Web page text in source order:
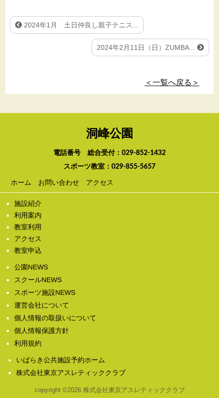
2024年1月 土日仲良し親子テニス...
2024年2月11日（日）ZUMBA...
＜一覧へ戻る＞
洞峰公園
電話番号 総合受付： 029-852-1432
スポーツ教室： 029-855-5657
ホーム お問い合わせ アクセス
施設紹介
利用案内
教室利用
アクセス
教室申込
公園NEWS
スクールNEWS
スポーツ施設NEWS
運営会社について
個人情報の取扱いについて
個人情報保護方針
利用規約
いばらき公共施設予約ホーム
株式会社東京アスレティッククラブ
copyright ©2026 株式会社東京アスレティッククラブ